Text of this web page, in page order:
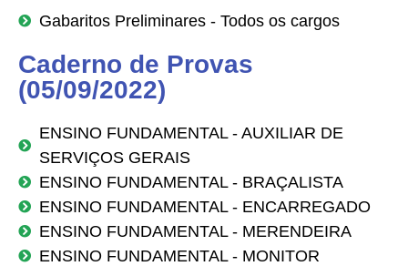
Gabaritos Preliminares - Todos os cargos
Caderno de Provas
(05/09/2022)
ENSINO FUNDAMENTAL - AUXILIAR DE
SERVIÇOS GERAIS
ENSINO FUNDAMENTAL - BRAÇALISTA
ENSINO FUNDAMENTAL - ENCARREGADO
ENSINO FUNDAMENTAL - MERENDEIRA
ENSINO FUNDAMENTAL - MONITOR